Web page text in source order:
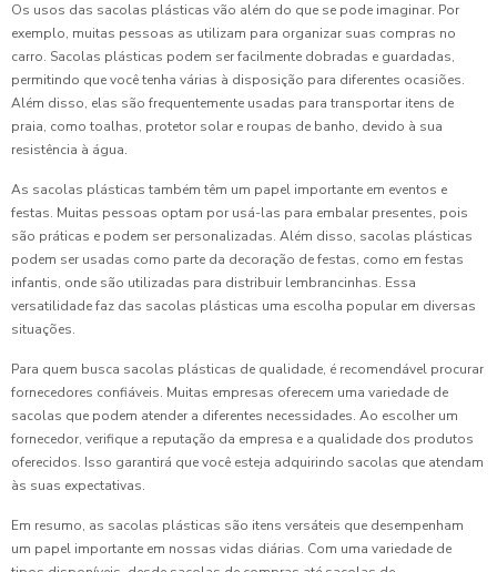
Os usos das sacolas plásticas vão além do que se pode imaginar. Por
exemplo, muitas pessoas as utilizam para organizar suas compras no
carro. Sacolas plásticas podem ser facilmente dobradas e guardadas,
permitindo que você tenha várias à disposição para diferentes ocasiões.
Além disso, elas são frequentemente usadas para transportar itens de
praia, como toalhas, protetor solar e roupas de banho, devido à sua
resistência à água.
As sacolas plásticas também têm um papel importante em eventos e
festas. Muitas pessoas optam por usá-las para embalar presentes, pois
são práticas e podem ser personalizadas. Além disso, sacolas plásticas
podem ser usadas como parte da decoração de festas, como em festas
infantis, onde são utilizadas para distribuir lembrancinhas. Essa
versatilidade faz das sacolas plásticas uma escolha popular em diversas
situações.
Para quem busca sacolas plásticas de qualidade, é recomendável procurar
fornecedores confiáveis. Muitas empresas oferecem uma variedade de
sacolas que podem atender a diferentes necessidades. Ao escolher um
fornecedor, verifique a reputação da empresa e a qualidade dos produtos
oferecidos. Isso garantirá que você esteja adquirindo sacolas que atendam
às suas expectativas.
Em resumo, as sacolas plásticas são itens versáteis que desempenham
um papel importante em nossas vidas diárias. Com uma variedade de